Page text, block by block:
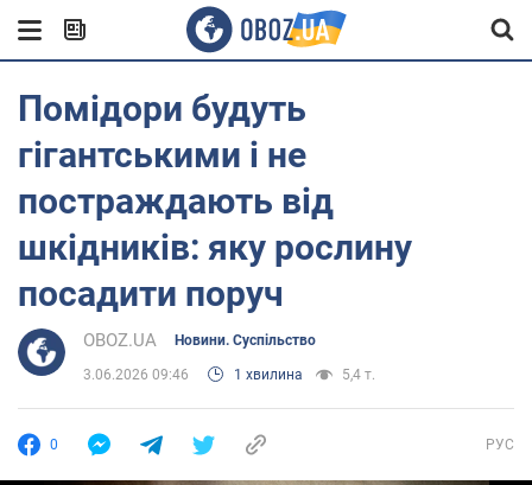
Помідори будуть
гігантськими і не
постраждають від
шкідників: яку рослину
посадити поруч
OBOZ.UA Новини. Суспільство
3.06.2026 09:46 1 хвилина 5,4 т.
0 РУС